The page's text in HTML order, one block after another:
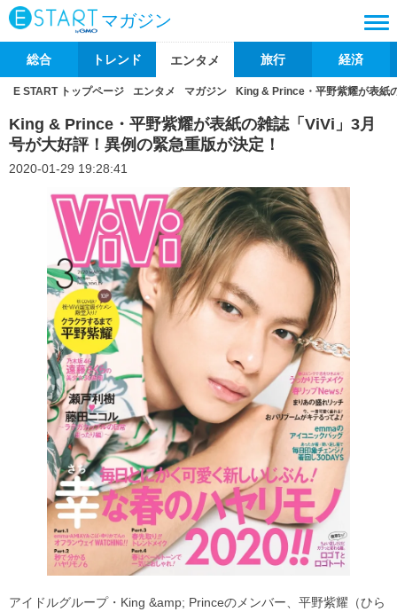
マガジン
総合 トレンド エンタメ 旅行 経済
E START トップページ エンタメ マガジン King & Prince・平野紫耀が表紙
King & Prince・平野紫耀が表紙の雑誌「ViVi」3月
号が大好評！異例の緊急重版が決定！
2020-01-29 19:28:41
アイドルグループ・King &amp; Princeのメンバー、平野紫耀（ひら